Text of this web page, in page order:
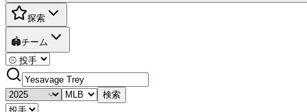
探索
🏟️チーム
検索